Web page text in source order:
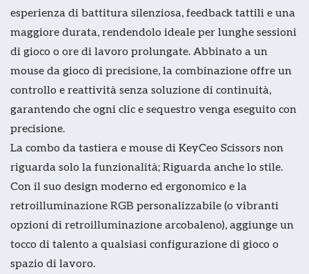
esperienza di battitura silenziosa, feedback tattili e una
maggiore durata, rendendolo ideale per lunghe sessioni
di gioco o ore di lavoro prolungate. Abbinato a un
mouse da gioco di precisione, la combinazione offre un
controllo e reattività senza soluzione di continuità,
garantendo che ogni clic e sequestro venga eseguito con
precisione.
La combo da tastiera e mouse di KeyCeo Scissors non
riguarda solo la funzionalità; Riguarda anche lo stile.
Con il suo design moderno ed ergonomico e la
retroilluminazione RGB personalizzabile (o vibranti
opzioni di retroilluminazione arcobaleno), aggiunge un
tocco di talento a qualsiasi configurazione di gioco o
spazio di lavoro.